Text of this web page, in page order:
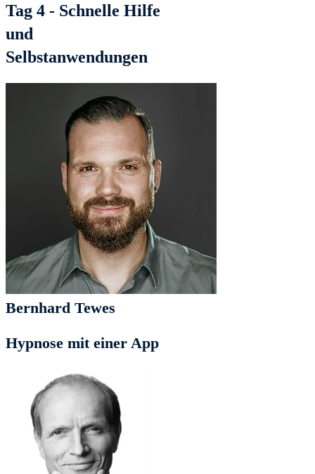
Tag 4 - Schnelle Hilfe
und
Selbstanwendungen
Bernhard Tewes
Hypnose mit einer App